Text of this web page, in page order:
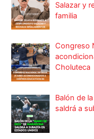
Salazar y
familia
Congreso
Choluteca
Balón de
saldrá a